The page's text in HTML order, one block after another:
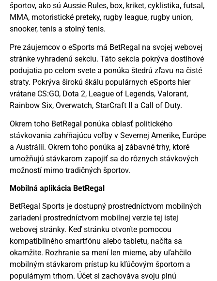
športov, ako sú Aussie Rules, box, kriket, cyklistika, futsal,
MMA, motoristické preteky, rugby league, rugby union,
snooker, tenis a stolný tenis.
Pre záujemcov o eSports má BetRegal na svojej webovej
stránke vyhradenú sekciu. Táto sekcia pokrýva dostihové
podujatia po celom svete a ponúka štedrú zľavu na čisté
straty. Pokrýva širokú škálu populárnych eSports hier
vrátane CS:GO, Dota 2, League of Legends, Valorant,
Rainbow Six, Overwatch, StarCraft II a Call of Duty.
Okrem toho BetRegal ponúka oblasť politického
stávkovania zahŕňajúcu voľby v Severnej Amerike, Európe
a Austrálii. Okrem toho ponúka aj zábavné trhy, ktoré
umožňujú stávkarom zapojiť sa do rôznych stávkových
možností mimo tradičných športov.
Mobilná aplikácia BetRegal
BetRegal Sports je dostupný prostredníctvom mobilných
zariadení prostredníctvom mobilnej verzie tej istej
webovej stránky. Keď stránku otvoríte pomocou
kompatibilného smartfónu alebo tabletu, načíta sa
okamžite. Rozhranie sa mení len mierne, aby uľahčilo
mobilným stávkarom prístup ku kľúčovým športom a
populárnym trhom. Účet si zachováva svoju plnú